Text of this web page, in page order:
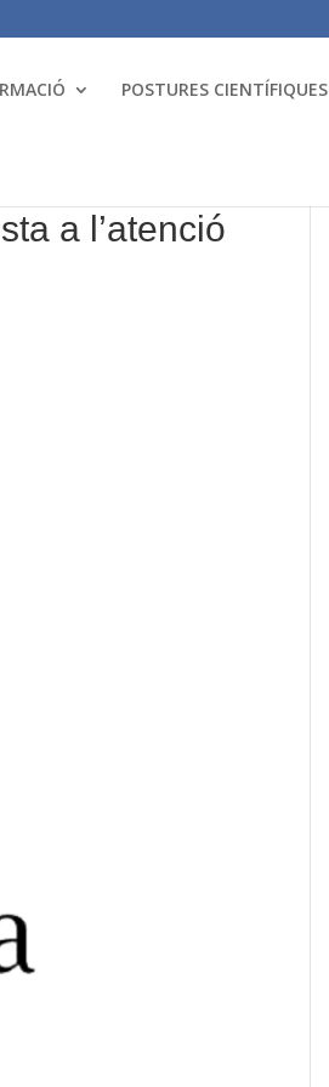
POSTURES CIENTÍFIQUES
a l’atenció